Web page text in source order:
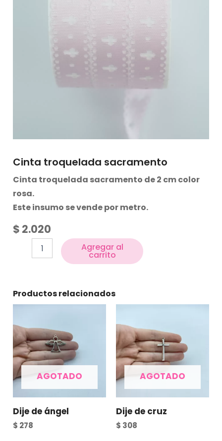
Cinta troquelada sacramento
Cinta troquelada sacramento de 2 cm color
rosa.
Este insumo se vende por metro.
$ 2.020
Agregar al
carrito
Productos relacionados
AGOTADO
Dije de ángel
$ 278
AGOTADO
Dije de cruz
$ 308